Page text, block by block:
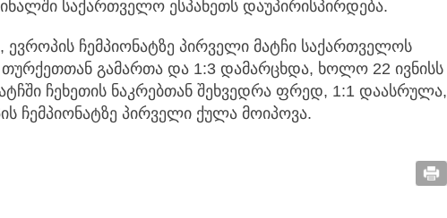
საქართველო ესპანეთს დაუპირისპირდება.
ჩემპიონატზე პირველი მატჩი საქართველოს
თურქეთთან გამართა და 1:3 დამარცხდა, ხოლო 22 ივნისს
ჩეხეთის ნაკრებთან შეხვედრა ფრედ, 1:1 დაასრულა,
ჩემპიონატზე პირველი ქულა მოიპოვა.